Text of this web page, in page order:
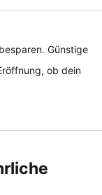
Günstige
ob dein